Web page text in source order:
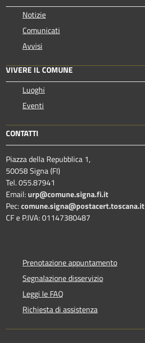
Notizie
Comunicati
Avvisi
VIVERE IL COMUNE
Luoghi
Eventi
CONTATTI
Piazza della Repubblica 1,
50058 Signa (FI)
Tel. 055.87941
Email: urp@comune.signa.fi.it
Pec:comune.signa@postacert.toscana.it
CF e P.IVA: 01147380487
Prenotazione appuntamento
Segnalazione disservizio
Leggi le FAQ
Richiesta di assistenza